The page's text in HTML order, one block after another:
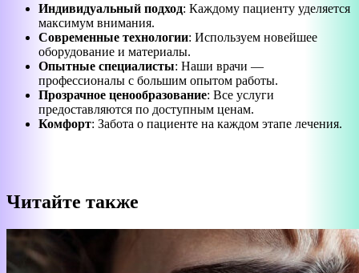
Индивидуальный подход: Каждому пациенту уделяется
максимум внимания.
Современные технологии: Используем новейшее
оборудование и материалы.
Опытные специалисты: Наши врачи —
профессионалы с большим опытом работы.
Прозрачное ценообразование: Все услуги
предоставляются по доступным ценам.
Комфорт: Забота о пациенте на каждом этапе лечения.
Читайте также